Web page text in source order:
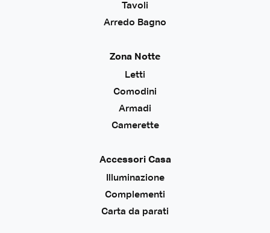
Tavoli
Arredo Bagno
Zona Notte
Letti
Comodini
Armadi
Camerette
Accessori Casa
Illuminazione
Complementi
Carta da parati